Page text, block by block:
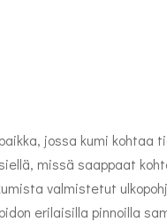
jossa kumi kohtaa
missä saappaat
valmistetut
erilaisilla pinnoilla